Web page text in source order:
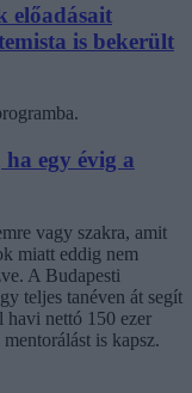
előadásait
is bekerült
egy évig a
vagy szakra, amit
miatt eddig nem
A Budapesti
teljes tanéven át segít
havi nettó 150 ezer
is kapsz.